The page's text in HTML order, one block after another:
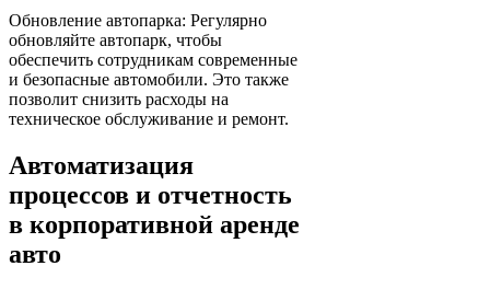
Обновление автопарка: Регулярно
обновляйте автопарк, чтобы
обеспечить сотрудникам современные
и безопасные автомобили. Это также
позволит снизить расходы на
техническое обслуживание и ремонт.
Автоматизация
процессов и отчетность
в корпоративной аренде
авто